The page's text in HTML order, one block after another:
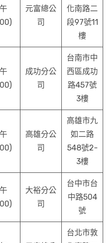
元富總公
司
化南路二
段97號11
樓
成功分公
司
台南市中
西區成功
路457號
3樓
高雄分公
司
高雄市九
如二路
548號2-
3樓
大裕分公
司
台中市台
中路504
號
台北市敦